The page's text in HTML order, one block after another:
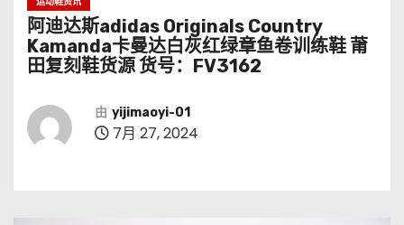
阿迪达斯adidas Originals Country
Kamanda卡曼达白灰红绿章鱼卷训练鞋 莆
田复刻鞋货源 货号：FV3162
由 yijimaoyi-01
7月 27, 2024